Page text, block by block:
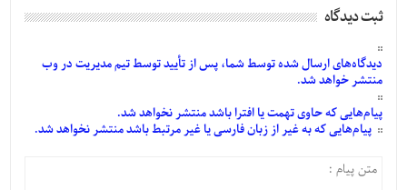
ثبت دیدگاه
دیدگاه‌هایارسالشدهتوسط شما، پس ازتأییدتوسط تیم مدیریت در وب
منتشر خواهد شد.
پیام‌هاییکه حاوی تهمت یا افترا باشد منتشر نخواهد شد.
پیام‌هاییکه به غیر از زبان فارسی یا غیر مرتبط باشد منتشر نخواهد شد.